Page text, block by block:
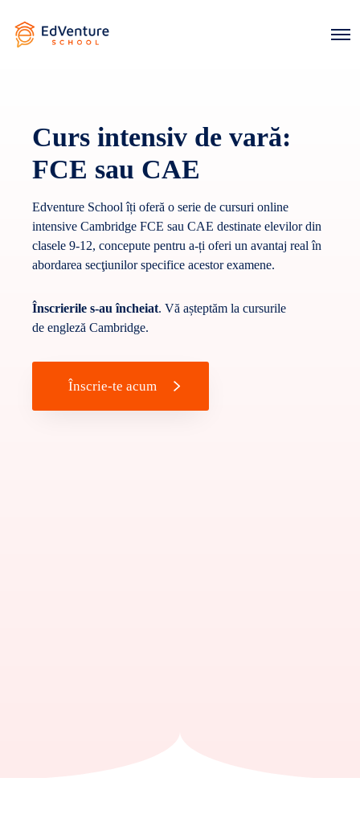
O
Curs intensiv de vară:
FCE sau CAE
Edventure School îți oferă o serie de cursuri online
intensive Cambridge FCE sau CAE destinate elevilor din
clasele 9-12, concepute pentru a-ți oferi un avantaj real în
abordarea secţiunilor specifice acestor examene.
Înscrierile s-auîncheiat. Vă așteptăm la cursurile
de engleză Cambridge.
Înscrie-te acum